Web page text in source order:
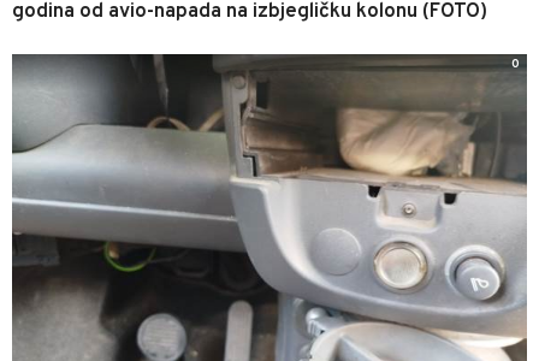
godina od avio-napada na izbjegličku kolonu (FOTO)
0